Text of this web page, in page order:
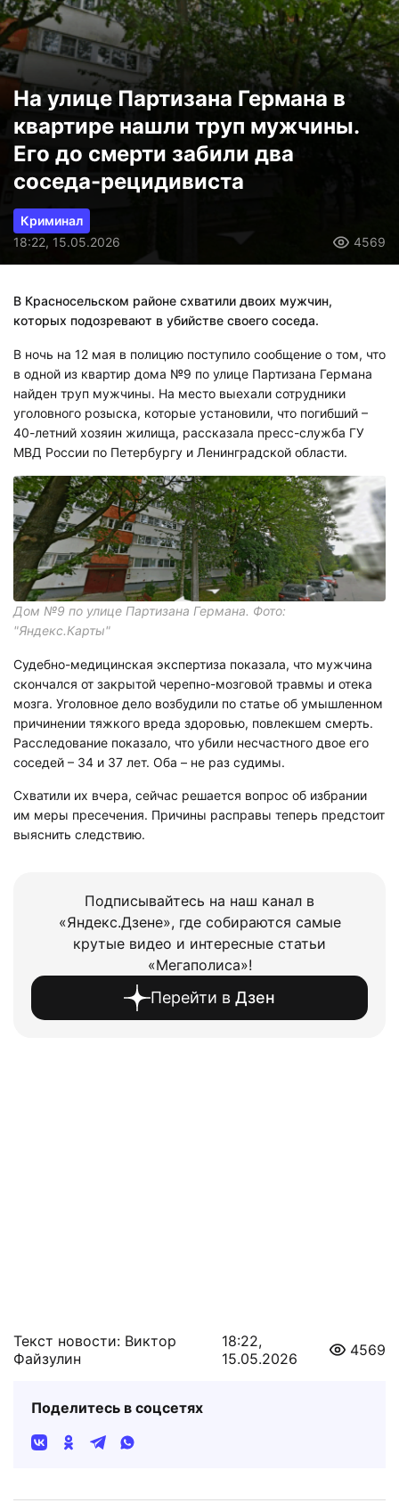
На улице Партизана Германа в
квартире нашли труп мужчины.
Его до смерти забили два
соседа-рецидивиста
Криминал
18:22, 15.05.2026
4569
В Красносельском районе схватили двоих мужчин,
которых подозревают в убийстве своего соседа.
В ночь на 12 мая в полицию поступило сообщение о том, что
в одной из квартир дома №9 по улице Партизана Германа
найден труп мужчины. На место выехали сотрудники
уголовного розыска, которые установили, что погибший –
40-летний хозяин жилища, рассказала пресс-служба ГУ
МВД России по Петербургу и Ленинградской области.
Дом №9 по улице Партизана Германа. Фото:
"Яндекс.Карты"
Судебно-медицинская экспертиза показала, что мужчина
скончался от закрытой черепно-мозговой травмы и отека
мозга. Уголовное дело возбудили по статье об умышленном
причинении тяжкого вреда здоровью, повлекшем смерть.
Расследование показало, что убили несчастного двое его
соседей – 34 и 37 лет. Оба – не раз судимы.
Схватили их вчера, сейчас решается вопрос об избрании
им меры пресечения. Причины расправы теперь предстоит
выяснить следствию.
Подписывайтесь на наш канал в
«Яндекс.Дзене», где собираются самые
крутые видео и интересные статьи
«Мегаполиса»!
Перейти в Дзен
Текст новости: Виктор
Файзулин
18:22,
15.05.2026
4569
Поделитесь в соцсетях